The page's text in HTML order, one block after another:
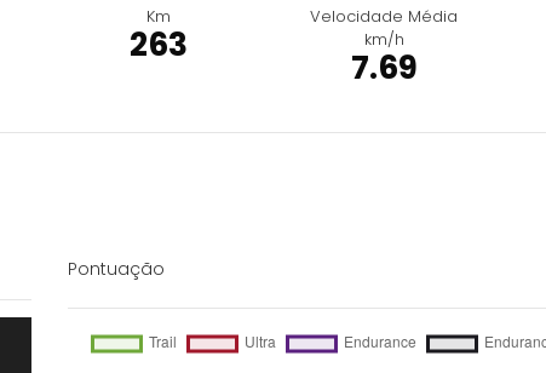
Km
263
Velocidade Média
km/h
7.69
Pontuação